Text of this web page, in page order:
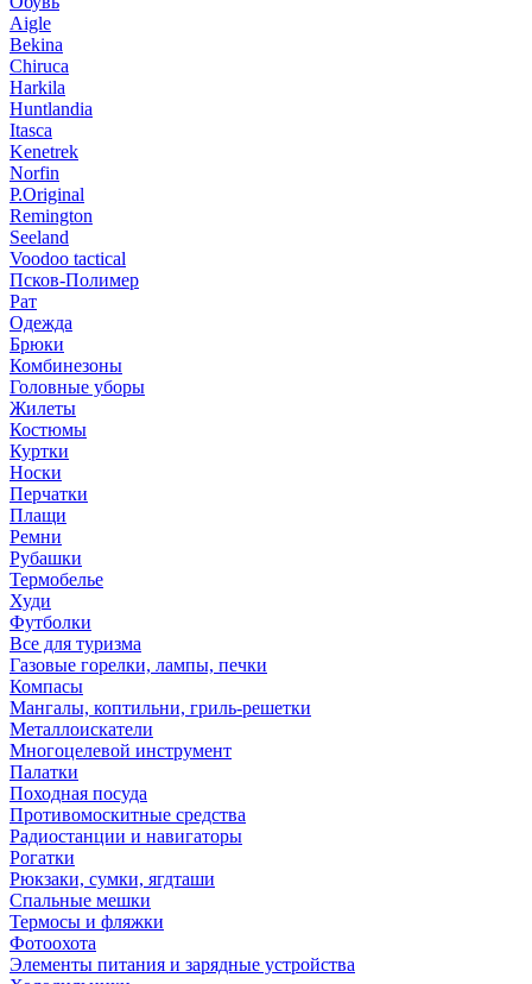
Aigle
Bekina
Chiruсa
Harkila
Huntlandia
Itasca
Kenetrek
Norfin
P.Original
Remington
Seeland
Voodoo tactical
Псков-Полимер
Рат
Одежда
Брюки
Комбинезоны
Головные уборы
Жилеты
Костюмы
Куртки
Носки
Перчатки
Плащи
Ремни
Рубашки
Термобелье
Худи
Футболки
Все для туризма
Газовые горелки, лампы, печки
Компасы
Мангалы, коптильни, гриль-решетки
Металлоискатели
Многоцелевой инструмент
Палатки
Походная посуда
Противомоскитные средства
Радиостанции и навигаторы
Рогатки
Рюкзаки, сумки, ягдташи
Спальные мешки
Термосы и фляжки
Фотоохота
Элементы питания и зарядные устройства